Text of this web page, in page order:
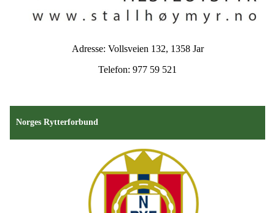
Adresse: Vollsveien 132, 1358 Jar
Telefon: 977 59 521
Norges Rytterforbund